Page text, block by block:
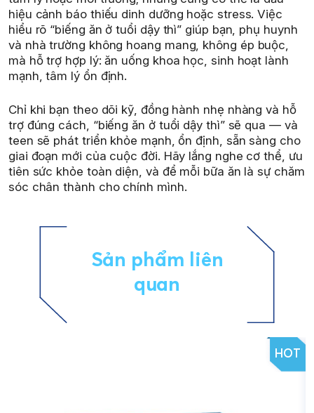
hiệu cảnh báo thiếu dinh dưỡng hoặc stress. Việc
hiểu rõ “biếng ăn ở tuổi dậy thì” giúp bạn, phụ huynh
và nhà trường không hoang mang, không ép buộc,
mà hỗ trợ hợp lý: ăn uống khoa học, sinh hoạt lành
mạnh, tâm lý ổn định.
Chỉ khi bạn theo dõi kỹ, đồng hành nhẹ nhàng và hỗ
trợ đúng cách, “biếng ăn ở tuổi dậy thì” sẽ qua — và
teen sẽ phát triển khỏe mạnh, ổn định, sẵn sàng cho
giai đoạn mới của cuộc đời. Hãy lắng nghe cơ thể, ưu
tiên sức khỏe toàn diện, và để mỗi bữa ăn là sự chăm
sóc chân thành cho chính mình.
Sản phẩm liên
quan
HOT